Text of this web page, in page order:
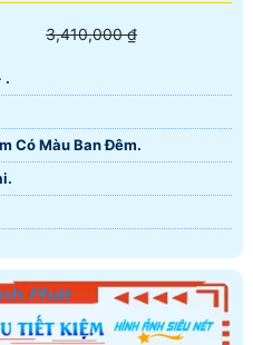
3,410,000 ₫
.
Có Màu Ban Ðêm.